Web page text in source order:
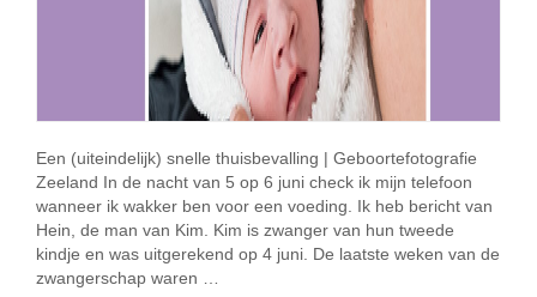
Een (uiteindelijk) snelle thuisbevalling | Geboortefotografie
Zeeland In de nacht van 5 op 6 juni check ik mijn telefoon
wanneer ik wakker ben voor een voeding. Ik heb bericht van
Hein, de man van Kim. Kim is zwanger van hun tweede
kindje en was uitgerekend op 4 juni. De laatste weken van de
zwangerschap waren …